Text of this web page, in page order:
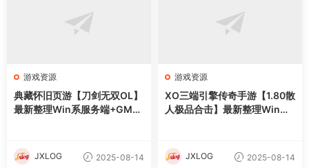
游戏资源
典藏怀旧页游【刀剑无双OL】
最新整理Win系服务端+GM工
JXLOG 2025-08-14
游戏资源
XO三端引擎传奇手游【1.80散
人极品合击】最新整理Win系
JXLOG 2025-08-14